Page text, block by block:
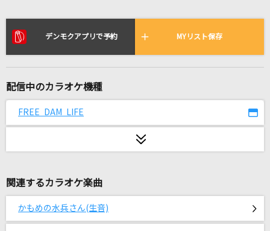
リアルタイムで歌われている曲の一覧
[生音]ピースサイン
米津玄師
[プロオケ]ごめんね…
高橋真梨子
劇薬中毒
デンモクアプリで予約 MYリスト保存
配信中のカラオケ機種
FREE DAM LIFE
関連するカラオケ楽曲
かもめの水兵さん(生音)